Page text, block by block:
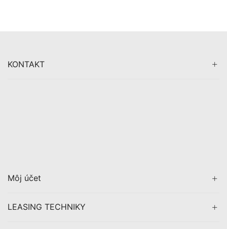
KONTAKT
Môj účet
LEASING TECHNIKY